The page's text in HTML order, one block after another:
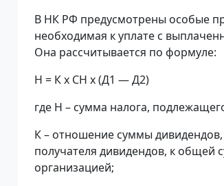
В НК РФ предусмотрены особые
необходимая к уплате с
Она рассчитывается по формуле:
Н = К х СН х (Д1 — Д2)
где Н – сумма налога,
К – отношение суммы
получателя дивидендов, к общей
организацией;